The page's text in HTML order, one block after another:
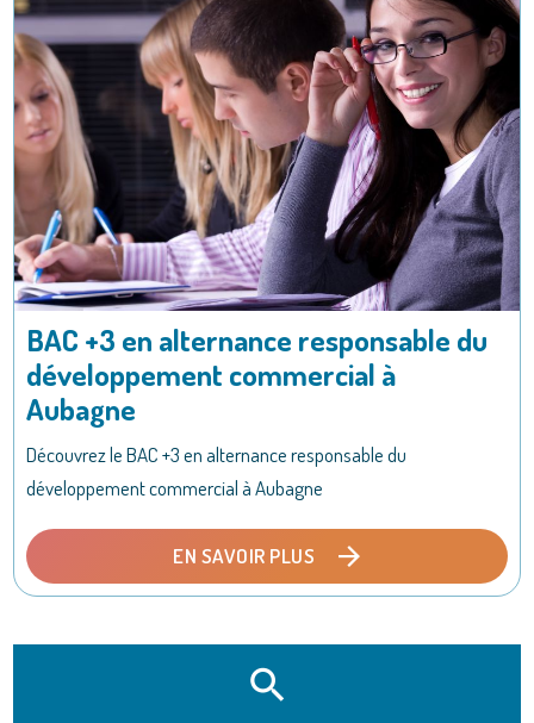
BAC +3 en alternance responsable du
développement commercial à
Aubagne
Découvrez le BAC +3 en alternance responsable du
développement commercial à Aubagne
EN SAVOIR PLUS